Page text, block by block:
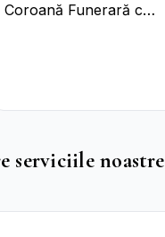
Coroană Funerară cu
serviciile noastre